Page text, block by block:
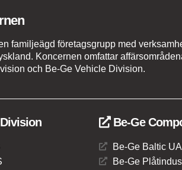
familjeägd företagsgrupp med
Koncernen omfattar
och Be-Ge Vehicle Division.
Be-Ge
Be-Ge Baltic
Be-Ge